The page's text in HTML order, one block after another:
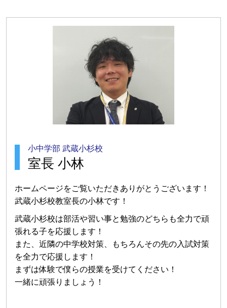
小中学部 武蔵小杉校
室長 小林
ホームページをご覧いただきありがとうございます！
武蔵小杉校教室長の小林です！
武蔵小杉校は部活や習い事と勉強のどちらも全力で頑
張れる子を応援します！
また、近隣の中学校対策、もちろんその先の入試対策
を全力で応援します！
まずは体験で僕らの授業を受けてください！
一緒に頑張りましょう！